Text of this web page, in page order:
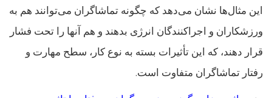
این مثال‌ها نشان می‌دهد که چگونه تماشاگران می‌توانند هم به
ورزشکاران و اجراکنندگان انرژی بدهند و هم آنها را تحت فشار
قرار دهند، که این تأثیرات بسته به نوع کار، سطح مهارت و
رفتار تماشاگران متفاوت است.